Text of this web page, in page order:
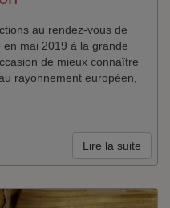
au rendez-vous de
mai 2019 à la grande
de mieux connaître
rayonnement européen,
Lire la suite